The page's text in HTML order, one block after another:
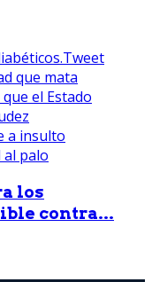
los
contra...